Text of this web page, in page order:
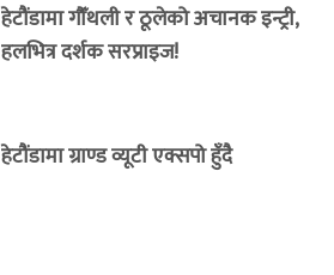
हेटौंडामा गौँथली र ठूलेको अचानक इन्ट्री,
हलभित्र दर्शक सरप्राइज!
हेटौंडामा ग्राण्ड व्यूटी एक्सपो हुँदै